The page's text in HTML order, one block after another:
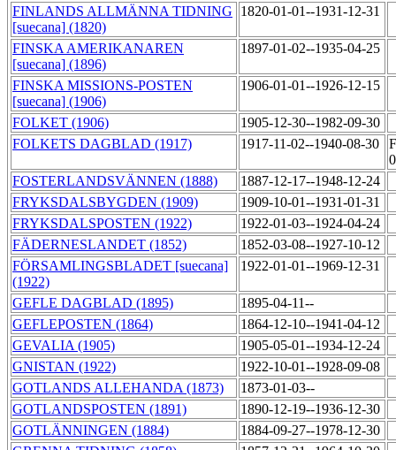
FINLANDS ALLMÄNNA TIDNING
[suecana] (1820)
1820-01-01--1931-12-31
FINSKA AMERIKANAREN
[suecana] (1896)
1897-01-02--1935-04-25
FINSKA MISSIONS-POSTEN
[suecana] (1906)
1906-01-01--1926-12-15
FOLKET (1906)
1905-12-30--1982-09-30
FOLKETS DAGBLAD (1917)
1917-11-02--1940-08-30
FOSTERLANDSVÄNNEN (1888)
1887-12-17--1948-12-24
FRYKSDALSBYGDEN (1909)
1909-10-01--1931-01-31
FRYKSDALSPOSTEN (1922)
1922-01-03--1924-04-24
FÄDERNESLANDET (1852)
1852-03-08--1927-10-12
FÖRSAMLINGSBLADET [suecana]
(1922)
1922-01-01--1969-12-31
GEFLE DAGBLAD (1895)
1895-04-11--
GEFLEPOSTEN (1864)
1864-12-10--1941-04-12
GEVALIA (1905)
1905-05-01--1934-12-24
GNISTAN (1922)
1922-10-01--1928-09-08
GOTLANDS ALLEHANDA (1873)
1873-01-03--
GOTLANDSPOSTEN (1891)
1890-12-19--1936-12-30
GOTLÄNNINGEN (1884)
1884-09-27--1978-12-30